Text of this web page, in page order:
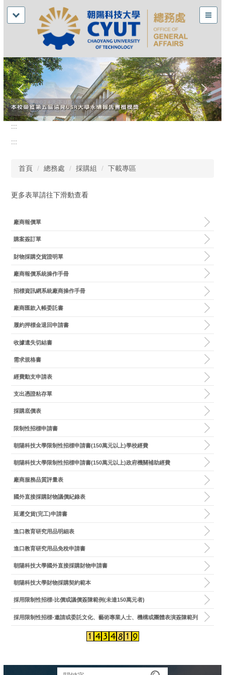
:::
:::
首頁 總務處 採購組 下載專區
更多表單請往下滑動查看
廠商報價單
購案簽訂單
財物採購交貨證明單
廠商報價系統操作手冊
招標資訊網系統廠商操作手冊
廠商匯款入帳委託書
履約押標金退回申請書
收據遺失切結書
需求規格書
經費動支申請表
支出憑證粘存單
採購底價表
限制性招標申請書
朝陽科技大學限制性招標申請書(150萬元以上)學校經費
朝陽科技大學限制性招標申請書(150萬元以上)政府機關補助經費
廠商服務品質評量表
國外直接採購財物議價紀錄表
延遲交貨(完工)申請書
進口教育研究用品明細表
進口教育研究用品免稅申請書
朝陽科技大學國外直接採購財物申請書
朝陽科技大學財物採購契約範本
採用限制性招標-比價或議價簽陳範例(未達150萬元者)
採用限制性招標-邀請或委託文化、藝術專業人士、機構或團體表演簽陳範列